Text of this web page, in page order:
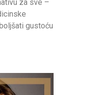
za sve –
gustoću